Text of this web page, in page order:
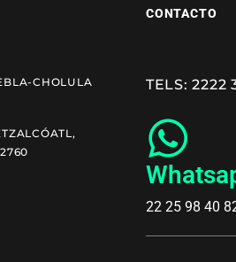
CHOLULA
CONTACTO
TELS: 2222
22 25 98 40